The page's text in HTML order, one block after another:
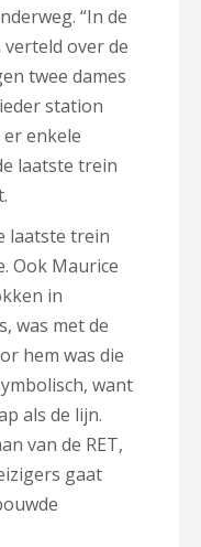
“In de
over de
twee dames
station
enkele
laatste trein
laatste trein
Ook Maurice
in
was met de
hem was die
want
als de lijn.
van de RET,
gaat